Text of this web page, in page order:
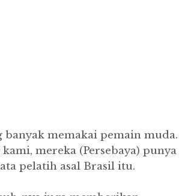
banyak memakai pemain muda.
mereka (Persebaya) punya
pelatih asal Brasil itu.